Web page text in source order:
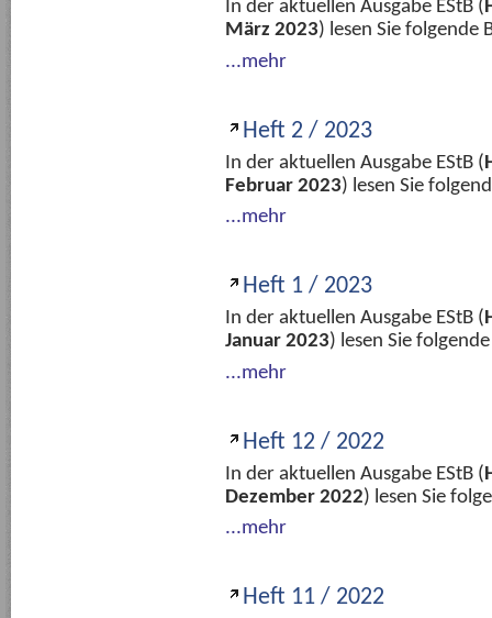
In der aktuellen Ausgabe EStB (
März 2023) lesen Sie folgende
...mehr
Heft 2 / 2023
In der aktuellen Ausgabe EStB (
Februar 2023) lesen Sie
...mehr
Heft 1 / 2023
In der aktuellen Ausgabe EStB (
Januar 2023) lesen Sie
...mehr
Heft 12 / 2022
In der aktuellen Ausgabe EStB (
Dezember 2022) lesen Sie
...mehr
Heft 11 / 2022